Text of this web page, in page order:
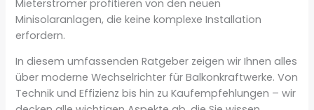
Mieterstromer profitieren von den neuen
Minisolaranlagen, die keine komplexe Installation
erfordern.
In diesem umfassenden Ratgeber zeigen wir Ihnen alles
über moderne Wechselrichter für Balkonkraftwerke. Von
Technik und Effizienz bis hin zu Kaufempfehlungen – wir